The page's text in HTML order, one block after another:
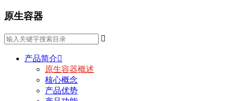
原生容器

产品简介
原生容器概述
核心概念
产品优势